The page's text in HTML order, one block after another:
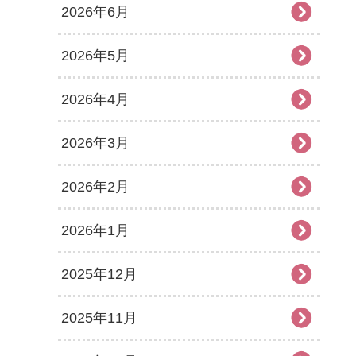
2026年6月
2026年5月
2026年4月
2026年3月
2026年2月
2026年1月
2025年12月
2025年11月